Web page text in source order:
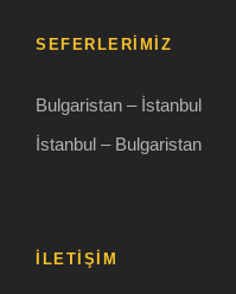
SEFERLERİMİZ
Bulgaristan – İstanbul
İstanbul – Bulgaristan
İLETİŞİM